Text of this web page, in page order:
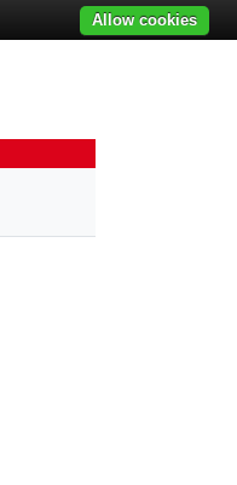
Allow cookies